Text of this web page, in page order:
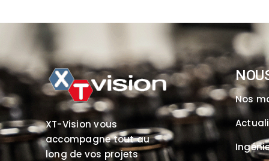
XT-Vision vous
accompagne tout au
long de vos projets
Nos